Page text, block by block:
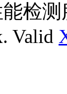
检
Valid